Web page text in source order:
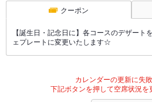
クーポン
【誕生日・記念日に】各コースのデザート
ェプレートに変更いたします☆
カレンダーの更新に失敗
下記ボタンを押して空席状況を